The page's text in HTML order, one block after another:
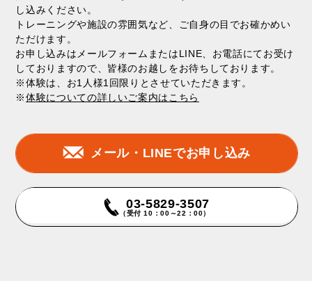
し込みください。
トレーニングや施設の雰囲気など、ご自身の目でお確かめい
ただけます。
お申し込みはメールフォームまたはLINE、お電話にてお受け
しておりますので、皆様のお越しをお待ちしております。
※体験は、お1人様1回限りとさせていただきます。
※体験についての詳しいご案内はこちら
メール・LINEでお申し込み
03-5829-3507
（受付 10：00～22：00）